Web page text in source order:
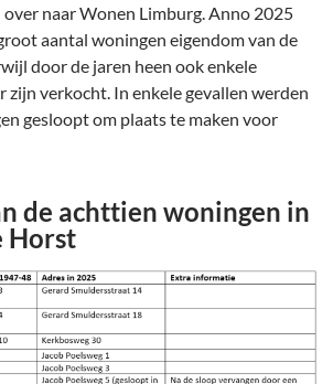
naar Wonen Limburg. Anno 2025
aantal woningen eigendom van de
door de jaren heen ook enkele
verkocht. In enkele gevallen werden
gesloopt om plaats te maken voor
de achttien woningen in
Horst